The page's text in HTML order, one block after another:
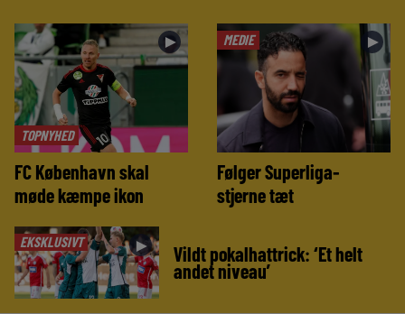
TOPNYHED
►
FC København skal
møde kæmpe ikon
MEDIE ►
Følger Superliga-
stjerne tæt
EKSKLUSIVT ► Vildt pokalhattrick: ‘Et helt
andet niveau’